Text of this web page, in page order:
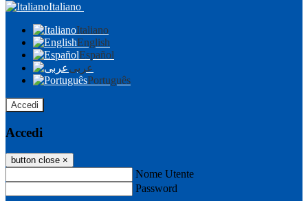
Italiano
Italiano
English
Español
عربى
Português
Accedi
Accedi
button close ×
Nome Utente
Password